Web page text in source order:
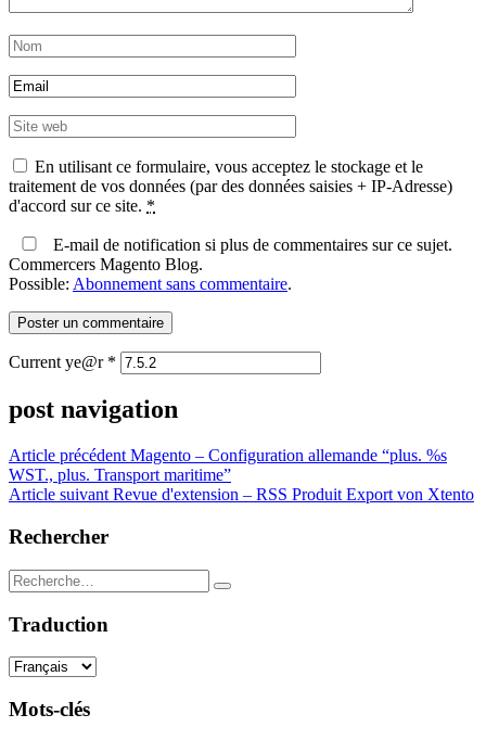
En utilisant ce formulaire, vous acceptez le stockage et le
traitement de vos données (par des données saisies + IP-Adresse)
d'accord sur ce site. *
E-mail de notification si plus de commentaires sur ce sujet.
Commercers Magento Blog.
Possible: Abonnement sans commentaire.
Current ye@r *
post navigation
Article précédent Magento – Configuration allemande “plus. %s
WST., plus. Transport maritime”
Article suivant Revue d'extension – RSS Produit Export von Xtento
Rechercher
Traduction
Mots-clés